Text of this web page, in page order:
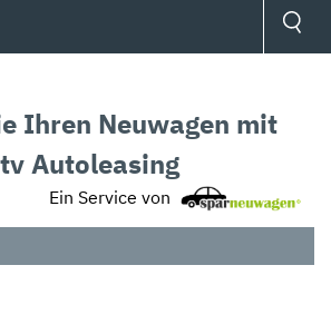
Ihren Neuwagen mit
Autoleasing
Ein Service von